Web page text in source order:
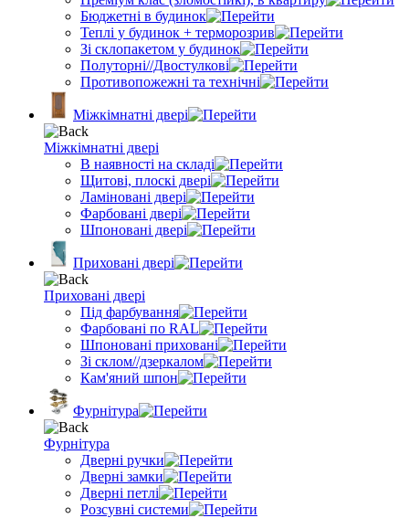
Бюджетні в будинок
Теплі у будинок + терморозрив
Зі склопакетом у будинок
Полуторні//Двостулкові
Противопожежні та технічні
Міжкімнатні двері
Міжкімнатні двері
В наявності на складі
Щитові, плоскі двері
Ламіновані двері
Фарбовані двері
Шпоновані двері
Приховані двері
Приховані двері
Під фарбування
Фарбовані по RAL
Шпоновані приховані
Зі склом//дзеркалом
Кам'яний шпон
Фурнітура
Фурнітура
Дверні ручки
Дверні замки
Дверні петлі
Розсувні системи